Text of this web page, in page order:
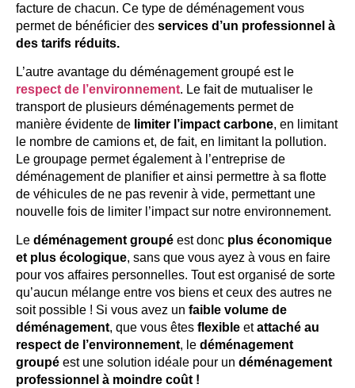
facture de chacun. Ce type de déménagement vous
permet de bénéficier des services d’un professionnel à
des tarifs réduits.
L’autre avantage du déménagement groupé est le
respect de l’environnement. Le fait de mutualiser le
transport de plusieurs déménagements permet de
manière évidente de limiter l’impact carbone, en limitant
le nombre de camions et, de fait, en limitant la pollution.
Le groupage permet également à l’entreprise de
déménagement de planifier et ainsi permettre à sa flotte
de véhicules de ne pas revenir à vide, permettant une
nouvelle fois de limiter l’impact sur notre environnement.
Le déménagement groupé est donc plus économique
et plus écologique, sans que vous ayez à vous en faire
pour vos affaires personnelles. Tout est organisé de sorte
qu’aucun mélange entre vos biens et ceux des autres ne
soit possible ! Si vous avez un faible volume de
déménagement, que vous êtes flexible etattaché au
respect de l’environnement, le déménagement
groupé est une solution idéale pour un déménagement
professionnel à moindre coût !